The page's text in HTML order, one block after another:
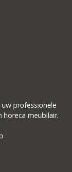
professionele
horeca meubilair.